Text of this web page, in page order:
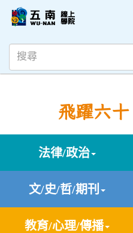
飛躍六
法律/政治
文/史/哲/期刊
教育/心理/傳播